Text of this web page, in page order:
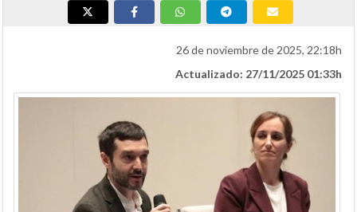
26 de noviembre de 2025, 22:18h
Actualizado: 27/11/2025 01:33h